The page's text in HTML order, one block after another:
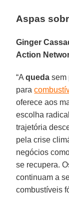
Aspas
Ginger
Action
“Aqueda sem
para
oferece aos
escolha
trajetória
pela crise
negócios
se recupera.
continuam a
combustíveis